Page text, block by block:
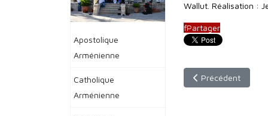
Apostolique
Arménienne
Catholique
Arménienne
Wallut. Réalisation :
fPartager
Article précédent :
Précédent